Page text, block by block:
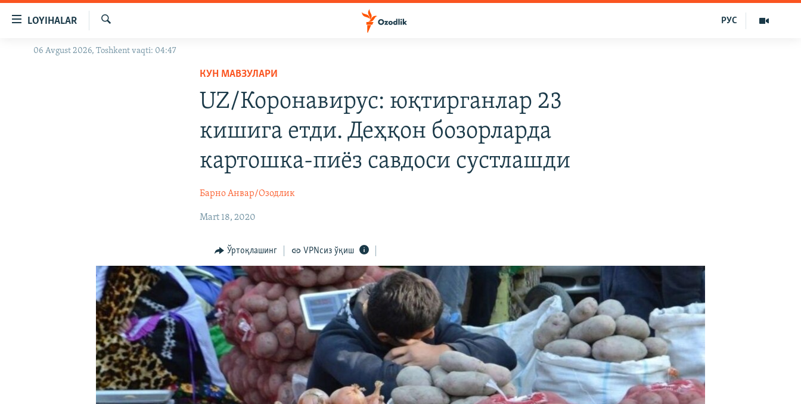
Бош
LOYIHALAR
OZODLIK SURISHTIRUVLARI
Излаш
РУС
06 Avgust 2026, Toshkent vaqti: 04:47
КУН МАВЗУЛАРИ
UZ/Коронавирус: юқтирганлар 23
кишига етди. Деҳқон бозорларда
картошка-пиёз савдоси сустлашди
Барно Анвар/Озодлик
Mart 18, 2020
Ўртоқлашинг VPNсиз ўқиш